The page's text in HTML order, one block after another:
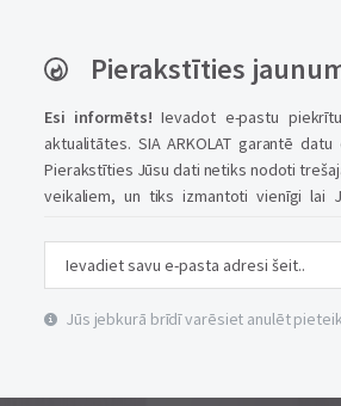
Pierakstīties
Esi informēts! Ievadot e-pastu
aktualitātes. SIA ARKOLAT garantē
Pierakstīties Jūsu dati netiks nodoti trešajām personām, tai skaitā
veikaliem, un tiks izmantoti vienīgi lai
jaunumiem.
Jūs jebkurā brīdī varēsiet anulēt